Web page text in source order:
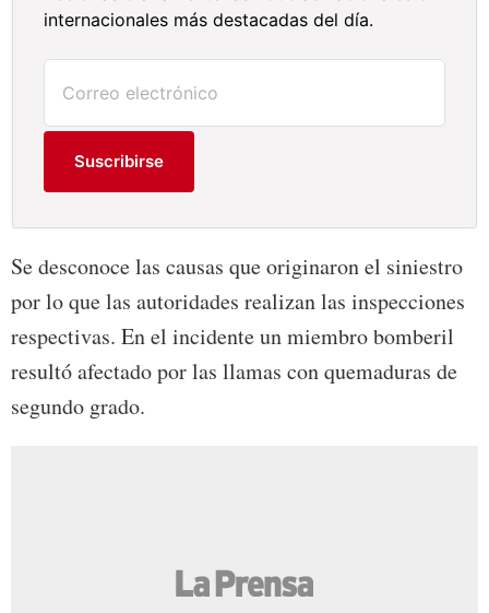
internacionales más destacadas del día.
Suscribirse
Se desconoce las causas que originaron el siniestro
por lo que las autoridades realizan las inspecciones
respectivas. En el incidente un miembro bomberil
resultó afectado por las llamas con quemaduras de
segundo grado.